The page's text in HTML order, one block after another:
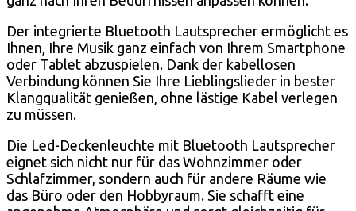
Der integrierte Bluetooth Lautsprecher ermöglicht es
Ihnen, Ihre Musik ganz einfach von Ihrem Smartphone
oder Tablet abzuspielen. Dank der kabellosen
Verbindung können Sie Ihre Lieblingslieder in bester
Klangqualität genießen, ohne lästige Kabel verlegen
zu müssen.
Die Led-Deckenleuchte mit Bluetooth Lautsprecher
eignet sich nicht nur für das Wohnzimmer oder
Schlafzimmer, sondern auch für andere Räume wie
das Büro oder den Hobbyraum. Sie schafft eine